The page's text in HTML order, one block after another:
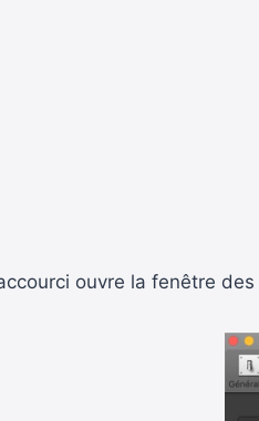
ouvre la fenêtre